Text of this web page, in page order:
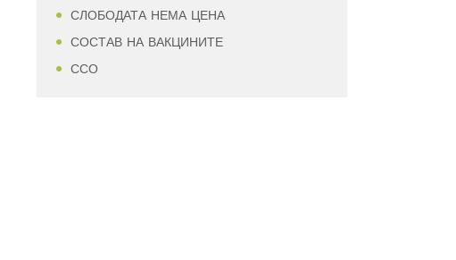
СЛОБОДАТА НЕМА ЦЕНА
СОСТАВ НА ВАКЦИНИТЕ
ССО